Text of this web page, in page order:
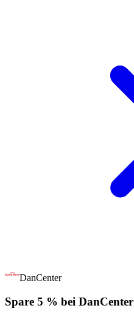
DanCenter
Spare 5 % bei DanCenter